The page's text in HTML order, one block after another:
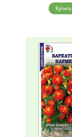
Купить